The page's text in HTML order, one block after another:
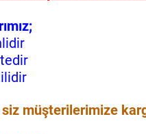
müşterilerimize